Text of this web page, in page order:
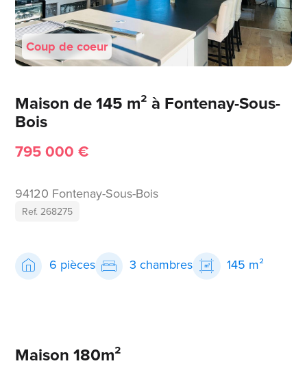
Coup de coeur
Maison de 145 m² à Fontenay-Sous-
Bois
795 000 €
94120 Fontenay-Sous-Bois
Ref. 268275
6 pièces 3 chambres 145 m²
Maison 180m²